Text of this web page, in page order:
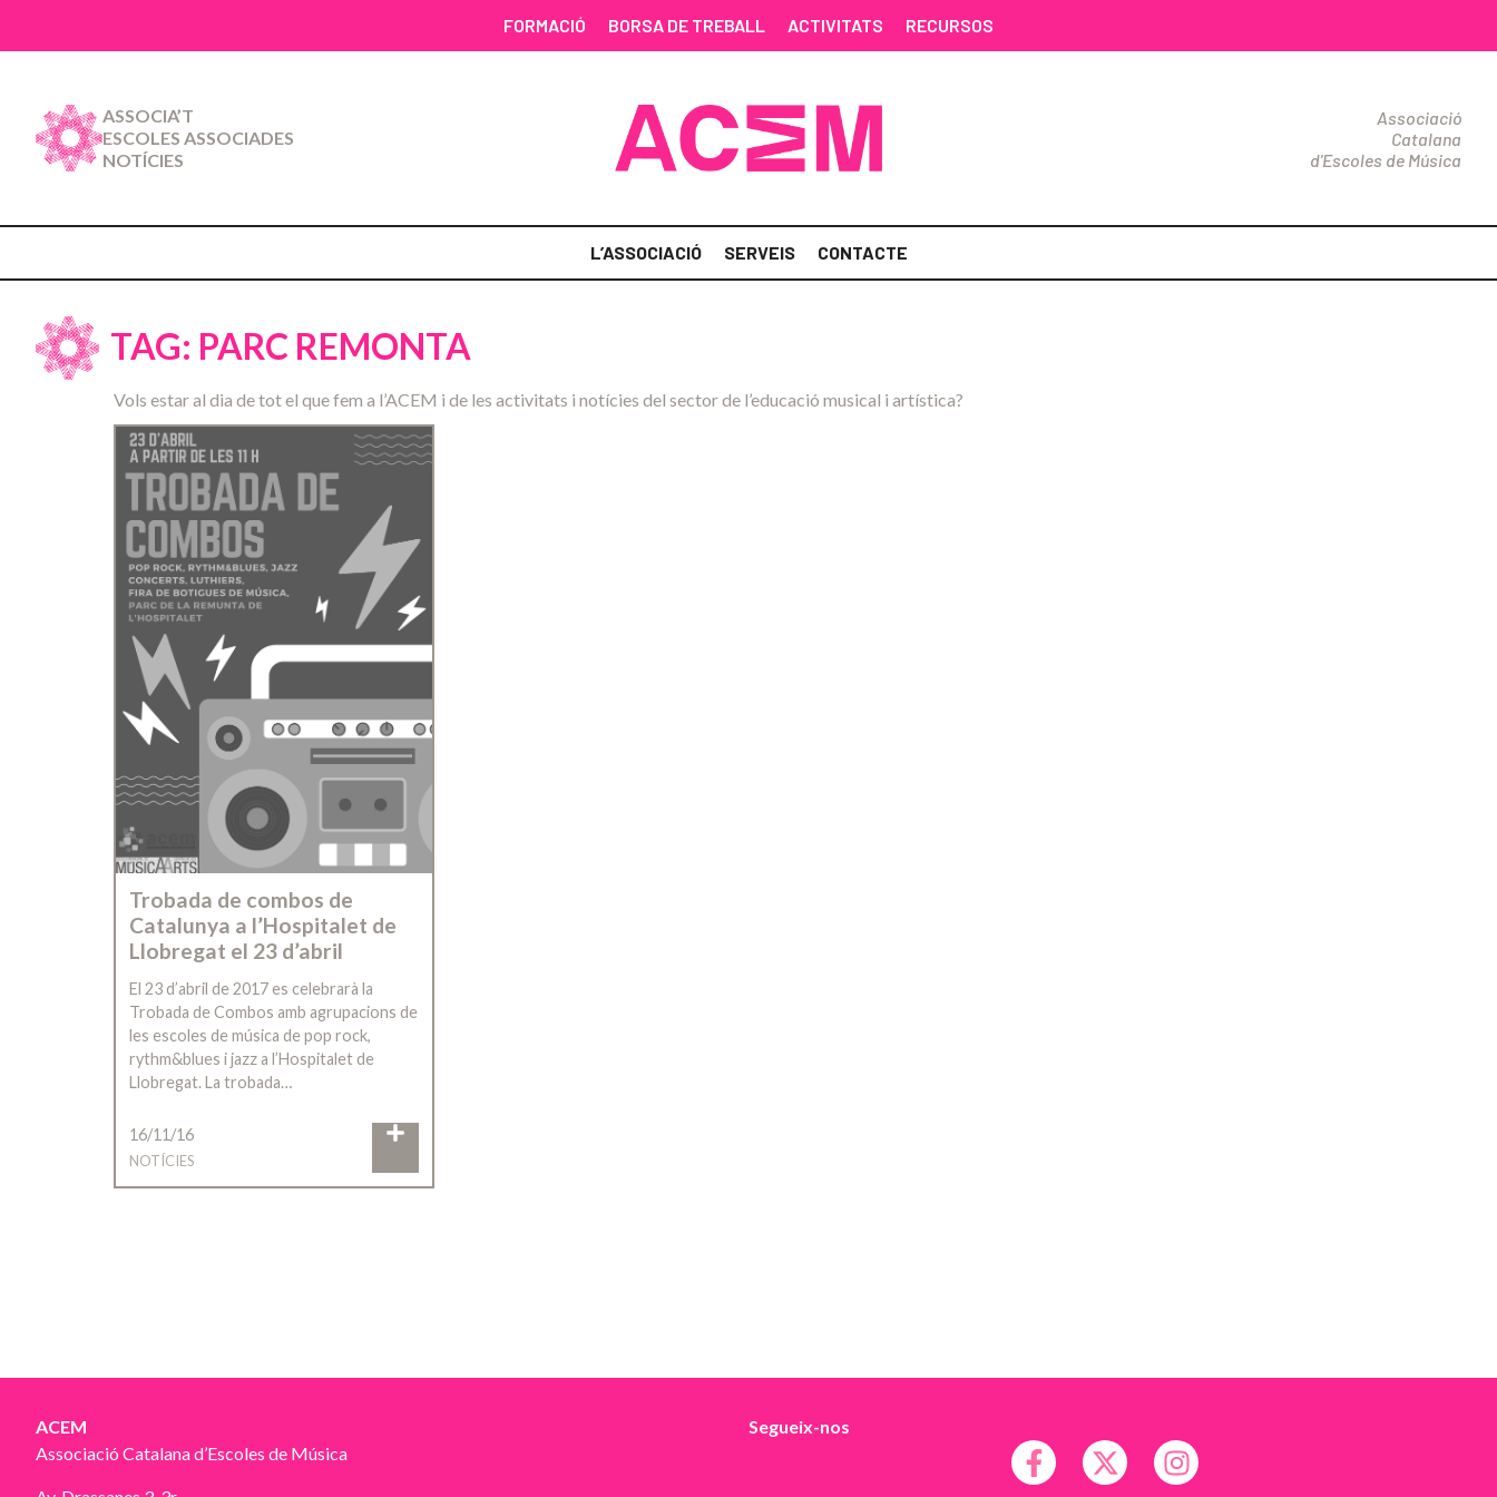
FORMACIÓ BORSA DE TREBALL ACTIVITATS RECURSOS
ASSOCIA’T
ESCOLES ASSOCIADES
NOTÍCIES
Associació
Catalana
d'Escoles de Música
L’ASSOCIACIÓ SERVEIS CONTACTE
TAG: PARC REMONTA
Vols estar al dia de tot el que fem a l’ACEM i de les activitats i notícies del sector de l’educació musical i artística?
Trobada de combos de
Catalunya a l’Hospitalet de
Llobregat el 23 d’abril
El 23 d’abril de 2017 es celebrarà la
Trobada de Combos amb agrupacions de
les escoles de música de pop rock,
rythm&blues i jazz a l’Hospitalet de
Llobregat. La trobada…
16/11/16
NOTÍCIES
ACEM
Associació Catalana d’Escoles de Música
Segueix-nos